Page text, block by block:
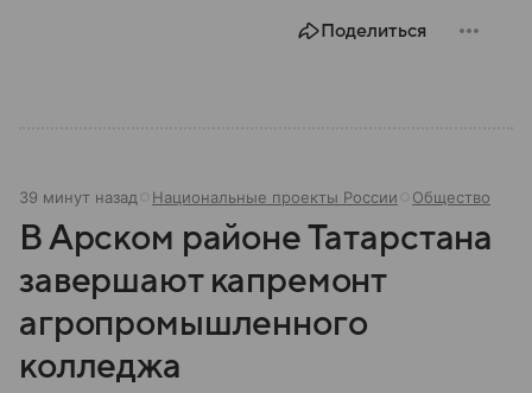
Поделиться
39 минут назад Национальные проекты России Общество
В Арском районе Татарстана
завершают капремонт
агропромышленного
колледжа